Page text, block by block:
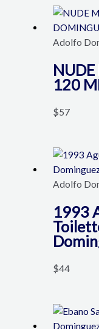
Adolfo
NUDE
120
$57
Adolfo
1993
$44